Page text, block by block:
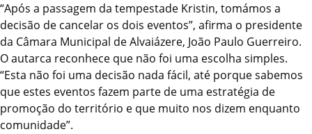
“Após a passagem da tempestade Kristin, tomámos a
decisão de cancelar os dois eventos”, afirma o presidente
da Câmara Municipal de Alvaiázere, João Paulo Guerreiro.
O autarca reconhece que não foi uma escolha simples.
“Esta não foi uma decisão nada fácil, até porque sabemos
que estes eventos fazem parte de uma estratégia de
promoção do território e que muito nos dizem enquanto
comunidade”.